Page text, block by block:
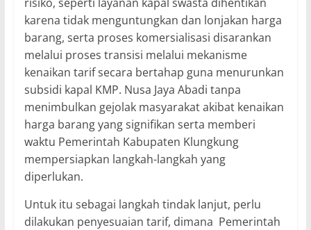
karena tidak menguntungkan dan lonjakan harga
barang, serta proses komersialisasi disarankan
melalui proses transisi melalui mekanisme
kenaikan tarif secara bertahap guna menurunkan
subsidi kapal KMP. Nusa Jaya Abadi tanpa
menimbulkan gejolak masyarakat akibat kenaikan
harga barang yang signifikan serta memberi
waktu Pemerintah Kabupaten Klungkung
mempersiapkan langkah-langkah yang
diperlukan.
Untuk itu sebagai langkah tindak lanjut, perlu
dilakukan penyesuaian tarif, dimana Pemerintah